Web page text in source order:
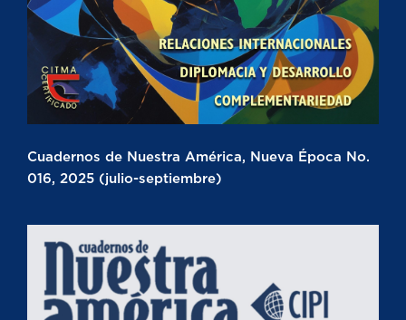
Cuadernos de Nuestra América, Nueva Época No.
016, 2025 (julio-septiembre)